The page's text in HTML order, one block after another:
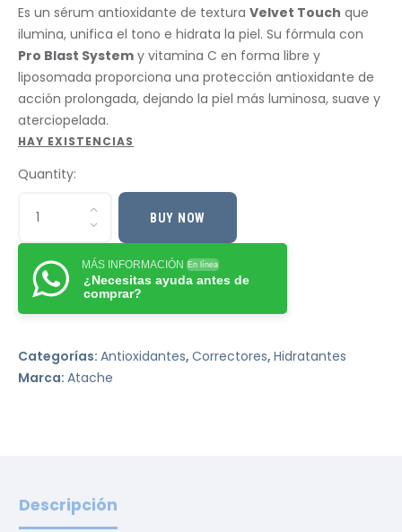
Es un sérum antioxidante de textura Velvet Touch que
ilumina, unifica el tono e hidrata la piel. Su fórmula con
Pro Blast System y vitamina C en forma libre y
liposomada proporciona una protección antioxidante de
acción prolongada, dejando la piel más luminosa, suave y
aterciopelada.
HAY EXISTENCIAS
Quantity:
BUY NOW
MÁS INFORMACIÓN En línea
¿Necesitas ayuda antes de
comprar?
Categorías: Antioxidantes, Correctores, Hidratantes
Marca: Atache
Descripción